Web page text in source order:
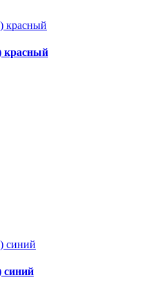
красный